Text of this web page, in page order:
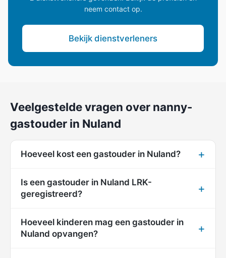
neem contact op.
Bekijk dienstverleners
Veelgestelde vragen over nanny-
gastouder in Nuland
Hoeveel kost een gastouder in Nuland?
Is een gastouder in Nuland LRK-
geregistreerd?
Hoeveel kinderen mag een gastouder in
Nuland opvangen?